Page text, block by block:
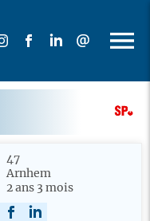
47
Arnhem
2 ans 3 mois